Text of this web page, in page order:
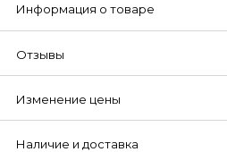
Информация о товаре
Отзывы
Изменение цены
Наличие и доставка